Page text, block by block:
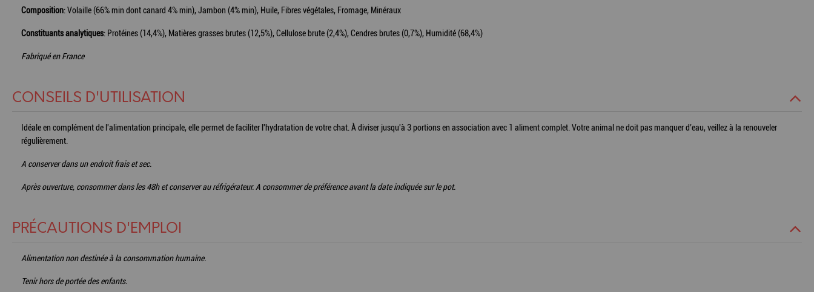
Composition: Volaille (66% min dont canard 4% min), Jambon (4% min), Huile, Fibres végétales, Fromage, Minéraux
Constituants analytiques: Protéines (14,4%), Matières grasses brutes (12,5%), Cellulose brute (2,4%), Cendres brutes (0,7%), Humidité (68,4%)
Fabriqué en France
CONSEILS D'UTILISATION
Idéale en complément de l'alimentation principale, elle permet de faciliter l'hydratation de votre chat. À diviser jusqu'à 3 portions en association avec 1 aliment complet. Votre animal ne doit pas manquer d’eau, veillez à la renouveler
régulièrement.
A conserver dans un endroit frais et sec.
Après ouverture, consommer dans les 48h et conserver au réfrigérateur. A consommer de préférence avant la date indiquée sur le pot.
PRÉCAUTIONS D'EMPLOI
Alimentation non destinée à la consommation humaine.
Tenir hors de portée des enfants.